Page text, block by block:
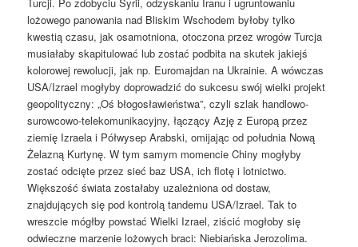
lożowego panowania nad Bliskim Wschodem byłoby tylko
kwestią czasu, jak osamotniona, otoczona przez wrogów Turcja
musiałaby skapitulować lub zostać podbita na skutek jakiejś
kolorowej rewolucji, jak np. Euromajdan na Ukrainie. A wówczas
USA/Izrael mogłyby doprowadzić do sukcesu swój wielki projekt
geopolityczny: „Oś błogosławieństwa”, czyli szlak handlowo-
surowcowo-telekomunikacyjny, łączący Azję z Europą przez
ziemię Izraela i Półwysep Arabski, omijając od południa Nową
Żelazną Kurtynę. W tym samym momencie Chiny mogłyby
zostać odcięte przez sieć baz USA, ich flotę i lotnictwo.
Większość świata zostałaby uzależniona od dostaw,
znajdujących się pod kontrolą tandemu USA/Izrael. Tak to
wreszcie mógłby powstać Wielki Izrael, ziścić mogłoby się
odwieczne marzenie lożowych braci: Niebiańska Jerozolima.